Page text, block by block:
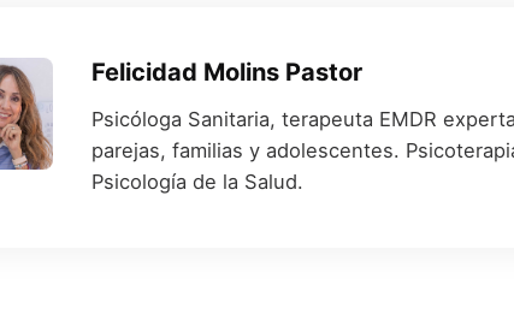
Felicidad Molins Pastor
Psicóloga Sanitaria, terapeuta EMDR
parejas, familias y adolescentes.
Psicología de la Salud.